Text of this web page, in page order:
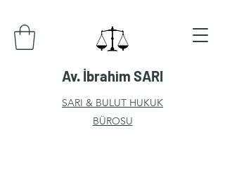
Av. İbrahim SARI
SARI & BULUT HUKUK
BÜROSU